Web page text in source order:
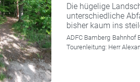
Die hügelige
unterschiedliche
bisher kaum ins
ADFC Bamberg Bahnhof
Tourenleitung: Herr